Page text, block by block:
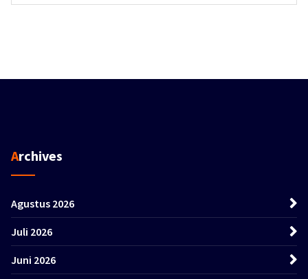
Archives
Agustus 2026
Juli 2026
Juni 2026